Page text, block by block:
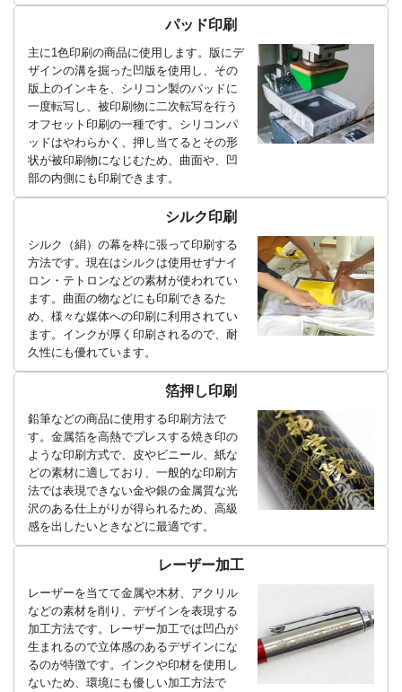
パッド印刷
主に1色印刷の商品に使用します。版にデ
ザインの溝を掘った凹版を使用し、その
版上のインキを、シリコン製のパッドに
一度転写し、被印刷物に二次転写を行う
オフセット印刷の一種です。シリコンパ
ッドはやわらかく、押し当てるとその形
状が被印刷物になじむため、曲面や、凹
部の内側にも印刷できます。
シルク印刷
シルク（絹）の幕を枠に張って印刷する
方法です。現在はシルクは使用せずナイ
ロン・テトロンなどの素材が使われてい
ます。曲面の物などにも印刷できるた
め、様々な媒体への印刷に利用されてい
ます。インクが厚く印刷されるので、耐
久性にも優れています。
箔押し印刷
鉛筆などの商品に使用する印刷方法で
す。金属箔を高熱でプレスする焼き印の
ような印刷方式で、皮やビニール、紙な
どの素材に適しており、一般的な印刷方
法では表現できない金や銀の金属質な光
沢のある仕上がりが得られるため、高級
感を出したいときなどに最適です。
レーザー加工
レーザーを当てて金属や木材、アクリル
などの素材を削り、デザインを表現する
加工方法です。レーザー加工では凹凸が
生まれるので立体感のあるデザインにな
るのが特徴です。インクや印材を使用し
ないため、環境にも優しい加工方法で